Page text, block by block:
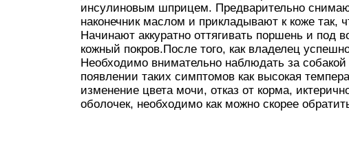
инсулиновым шприцем. Предварительно
наконечник маслом и прикладывают к коже так,
Начинают аккуратно оттягивать поршень и под
кожный покров.После того, как владелец
Необходимо внимательно наблюдать за
появлении таких симптомов как высокая
изменение цвета мочи, отказ от корма,
оболочек, необходимо как можно скорее